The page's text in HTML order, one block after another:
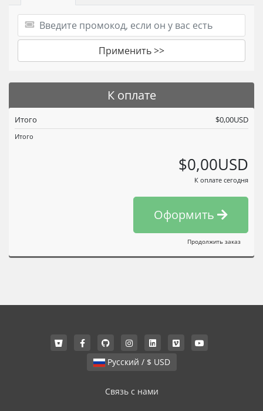
Применить >>
К оплате
Итого $0,00USD
Итого
$0,00USD
К оплате сегодня
Оформить
Продолжить заказ
Русский / $ USD
Связь с нами